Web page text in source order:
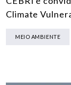
Climate
MEIO AMBIENTE